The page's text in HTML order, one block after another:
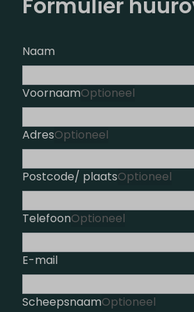
Formulier
Naam
VoornaamOptioneel
AdresOptioneel
Postcode/ plaatsOptioneel
TelefoonOptioneel
E-mail
ScheepsnaamOptioneel